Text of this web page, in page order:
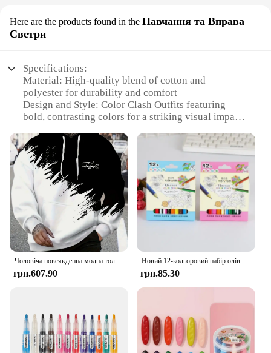
Here are the products found in the Навчання та Вправа
Светри
Specifications:
Material: High-quality blend of cotton and
polyester for durability and comfort
Design and Style: Color Clash Outfits featuring
bold, contrasting colors for a striking visual impact
individuals seeking to make a statement with their
attire
Type and Category: Wholesale sets available for
vendors and suppliers to showcase in their stores
Performance and Property: Designed to withstand
regular wear, ensuring longevity and style retention
Parts and Accessories: Comes as a complete set,
including top and bottom pieces for a coordinated
look
Features:
**Eye-catching Fashion Statement**
Outfits, a collection that's all about making a bold
statement. These outfits are not just about wearing
clothes; they're about expressing your unique style
and personality. The vibrant color combinations are
Чоловіча повсякденна модна толстовка з 3D-друком, чорно-білий кольоровий принт із змином, осінь і зима, щоденна толстовка для вуличної прогулянки
грн.607.90
Новий 12-кольоровий набір олівців Жирні олівці для малювання Грифель для малювання з коробкою Ескізні дерев’яні олівці Шкільні приладдя для малювання Товари для учнів
грн.85.30